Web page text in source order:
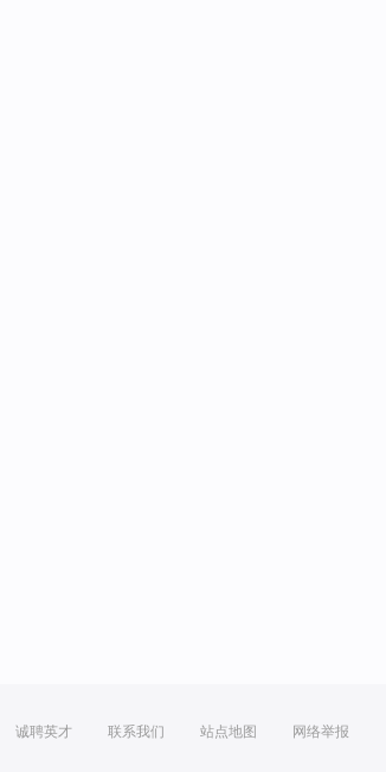
诚聘英才 联系我们 站点地图 网络举报